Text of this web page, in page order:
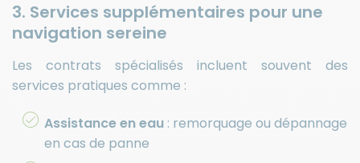
3. Services supplémentaires pour une
navigation sereine
Les contrats spécialisés incluent souvent des
services pratiques comme :
Assistance en eau : remorquage ou dépannage
en cas de panne